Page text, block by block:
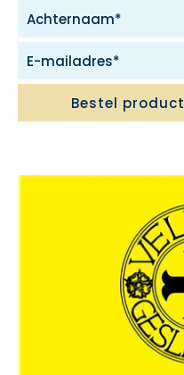
Bestel product